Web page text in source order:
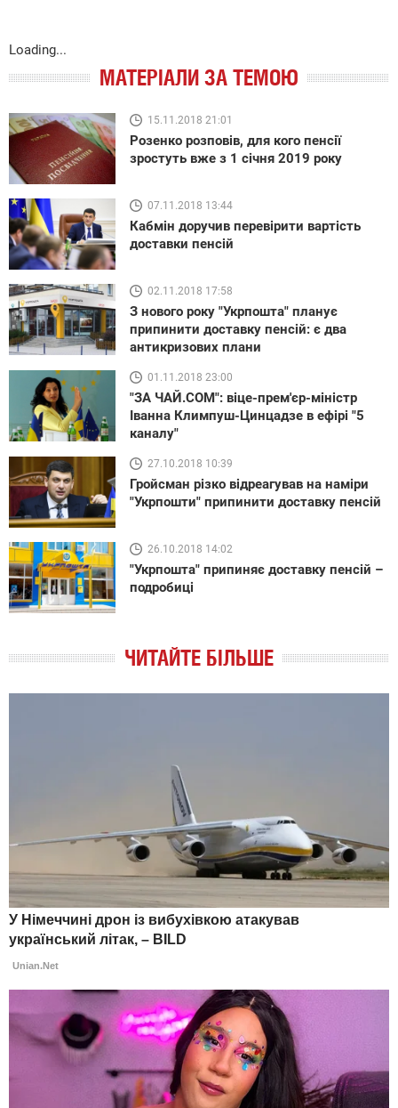
Loading...
МАТЕРІАЛИ ЗА ТЕМОЮ
15.11.2018 21:01
Розенко розповів, для кого пенсії
зростуть вже з 1 січня 2019 року
07.11.2018 13:44
Кабмін доручив перевірити вартість
доставки пенсій
02.11.2018 17:58
З нового року "Укрпошта" планує
припинити доставку пенсій: є два
антикризових плани
01.11.2018 23:00
"ЗА ЧАЙ.COM": віце-прем'єр-міністр
Іванна Климпуш-Цинцадзе в ефірі "5
каналу"
27.10.2018 10:39
Гройсман різко відреагував на наміри
"Укрпошти" припинити доставку пенсій
26.10.2018 14:02
"Укрпошта" припиняє доставку пенсій –
подробиці
ЧИТАЙТЕ БІЛЬШЕ